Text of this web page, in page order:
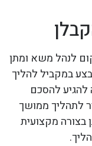
לנהל משא ומתן
במקביל להליך
להסכם
לתהליך ממושך
מקצועית